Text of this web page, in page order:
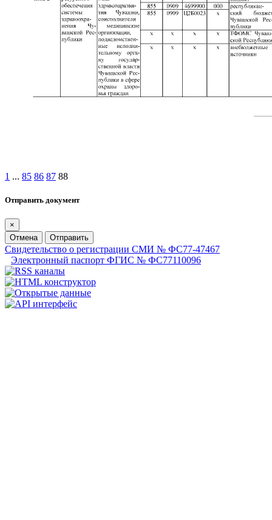
1 ... 85 86 87 88
Отправить документ
×
Отмена
Отправить
Свидетельство о регистрации СМИ № ФС77-47467
Электронный паспорт ФГИС № ФС77110096